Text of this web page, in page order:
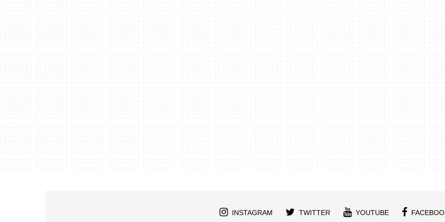
INSTAGRAM TWITTER YOUTUBE